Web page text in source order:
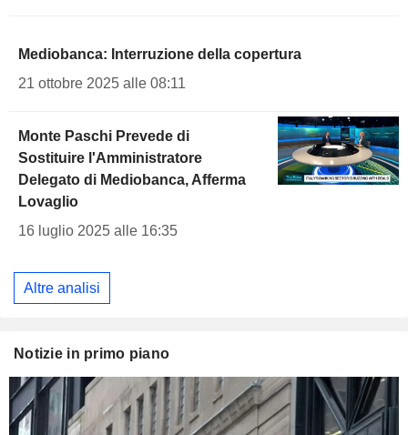
Mediobanca: Interruzione della copertura
21 ottobre 2025 alle 08:11
Monte Paschi Prevede di
Sostituire l'Amministratore
Delegato di Mediobanca, Afferma
Lovaglio
16 luglio 2025 alle 16:35
Altre analisi
Notizie in primo piano